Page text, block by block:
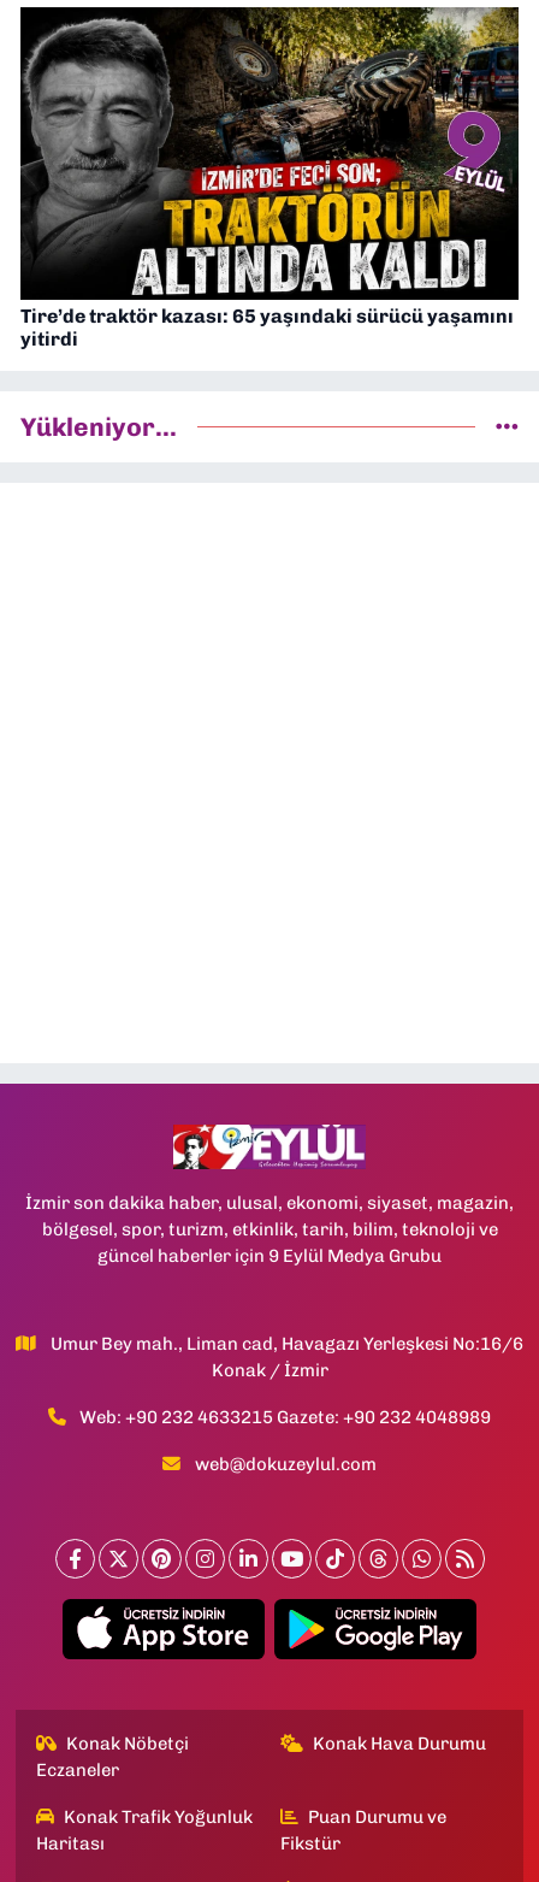
Tire’de traktör kazası: 65 yaşındaki sürücü yaşamını
yitirdi
Yükleniyor...
İzmir son dakika haber, ulusal, ekonomi, siyaset, magazin,
bölgesel, spor, turizm, etkinlik, tarih, bilim, teknoloji ve
güncel haberler için 9 Eylül Medya Grubu
Umur Bey mah., Liman cad, Havagazı Yerleşkesi No:16/6
Konak / İzmir
Web: +90 232 4633215 Gazete: +90 232 4048989
web@dokuzeylul.com
Konak Nöbetçi
Eczaneler
Konak Hava Durumu
Konak Trafik Yoğunluk
Haritası
Puan Durumu ve
Fikstür